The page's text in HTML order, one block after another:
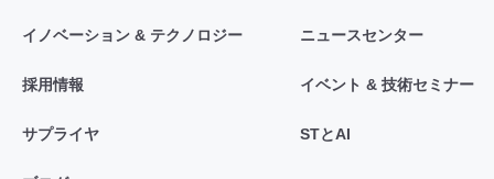
イノベーション & テクノロジー
採用情報
サプライヤ
ニュースセンター
イベント & 技術セミナー
STとAI